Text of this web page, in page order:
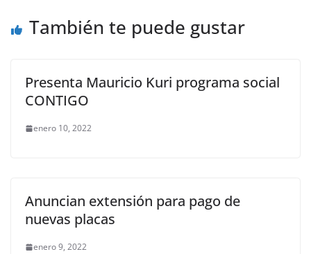
o p k
También te puede gustar
Presenta Mauricio Kuri programa social
CONTIGO
enero 10, 2022
Anuncian extensión para pago de
nuevas placas
enero 9, 2022